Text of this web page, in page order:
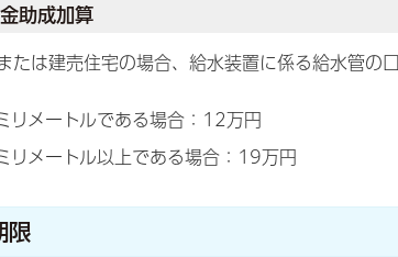
助成加算
たは建売住宅の場合、給水装置に係る給水管の
リメートルである場合：12万円
リメートル以上である場合：19万円
限